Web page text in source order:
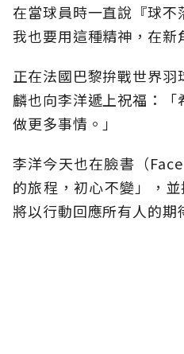
在當球員時一直說『球
我也要用這種精神，在新
正在法國巴黎拚戰世界
麟也向李洋遞上祝福：
做更多事情。」
李洋今天也在臉書（
的旅程，初心不變」，
將以行動回應所有人的期